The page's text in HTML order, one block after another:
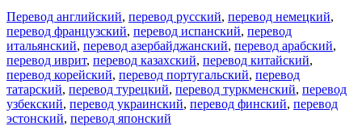
Перевод английский, перевод русский, перевод немецкий,
перевод французский, перевод испанский, перевод
итальянский, перевод азербайджанский, перевод арабский,
перевод иврит, перевод казахский, перевод китайский,
перевод корейский, перевод португальский, перевод
татарский, перевод турецкий, перевод туркменский, перевод
узбекский, перевод украинский, перевод финский, перевод
эстонский, перевод японский